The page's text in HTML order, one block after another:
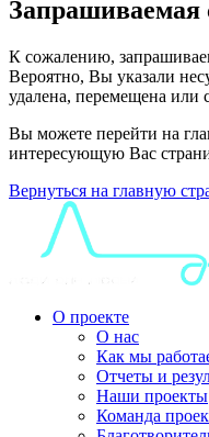
Запрашиваемая
К сожалению,
Вероятно, Вы указали
удалена, перемещена или
Вы можете перейти на
интересующую Вас
Вернуться на главную
О проекте
О нас
Как мы
Отчеты и
Наши проекты
Команда